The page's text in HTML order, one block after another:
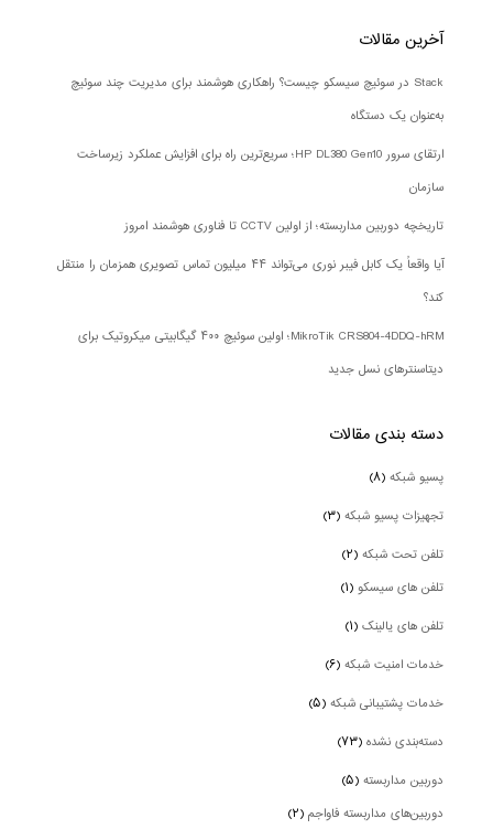
آخرین مقالات
Stack در سوئیچ سیسکو چیست؟ راهکاری هوشمند برای مدیریت چند سوئیچ
به‌عنوان یک دستگاه
ارتقای سرور HP DL380 Gen10؛ سریع‌ترین راه برای افزایش عملکرد زیرساخت
سازمان
تاریخچه دوربین مداربسته؛ از اولین CCTV تا فناوری هوشمند امروز
آیا واقعاً یک کابل فیبر نوری می‌تواند ۴۴ میلیون تماس تصویری همزمان را منتقل
کند؟
MikroTik CRS804-4DDQ-hRM؛ اولین سوئیچ ۴۰۰ گیگابیتی میکروتیک برای
دیتاسنترهای نسل جدید
دسته بندی‌ مقالات
پسیو شبکه(۸)
تجهیزات پسیو شبکه(۳)
تلفن تحت شبکه(۲)
تلفن های سیسکو(۱)
تلفن های یالینک(۱)
خدمات امنیت شبکه(۶)
خدمات پشتیبانی شبکه(۵)
دسته‌بندی نشده(۷۳)
دوربین‌ مداربسته(۵)
دوربین‌های مداربسته فاواجم(۲)